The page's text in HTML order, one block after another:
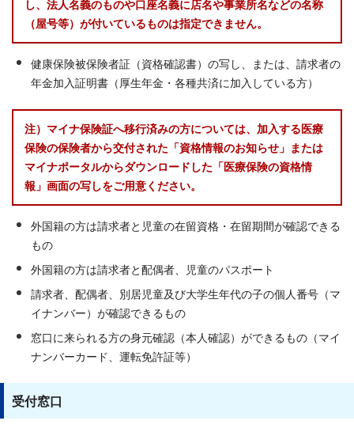
し、法人名義のものや口座名義に店名や事業所名などの名称
（屋号等）が付いているものは指定できません。
健康保険被保険者証（資格確認書）の写し、または、請求者の
年金加入証明書（厚生年金・各種共済に加入している方）
注）マイナ保険証へ移行済みの方については、加入する医療
保険の保険者から交付された「資格情報のお知らせ」または
マイナポータルからダウンロードした「医療保険の資格情
報」画面の写しをご用意ください。
外国籍の方は請求者と児童の在留資格・在留期間が確認できる
もの
外国籍の方は請求者と配偶者、児童のパスポート
請求者、配偶者、別居児童及び大学生年代の子の個人番号（マ
イナンバー）が確認できるもの
窓口に来られる方の身元確認（本人確認）ができるもの（マイ
ナンバーカード、運転免許証等）
受付窓口